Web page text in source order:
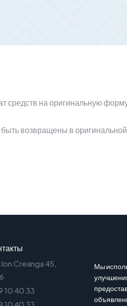
средств на оригинальную
возвращены в оригинальной
Creanga 45,
10 40 33
вы будете
новости и
Мы